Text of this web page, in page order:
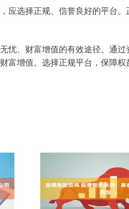
应选择正规、信誉良好的平台
忧、财富增值的有效途径。通
富增值。选择正规平台，保障权